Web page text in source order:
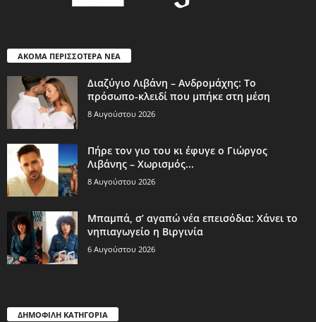
ΑΚΟΜΑ ΠΕΡΙΣΣΟΤΕΡΑ ΝΕΑ
Διαζύγιο Λιβάνη – Ανδρομάχης: Το
πρόσωπο-κλειδί που μπήκε στη μέση
8 Αυγούστου 2026
Πήρε τον γιο του κι έφυγε ο Γιώργος
Λιβάνης – Χωρισμός...
8 Αυγούστου 2026
Μπαμπά, σ’ αγαπώ νέα επεισόδια: Χάνει το
νηπιαγωγείο η Βιργινία
6 Αυγούστου 2026
ΔΗΜΟΦΙΛΗ ΚΑΤΗΓΟΡΙΑ